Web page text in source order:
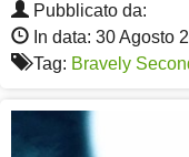
Pubblicato da:
In data: 30 Agosto
Tag: Bravely